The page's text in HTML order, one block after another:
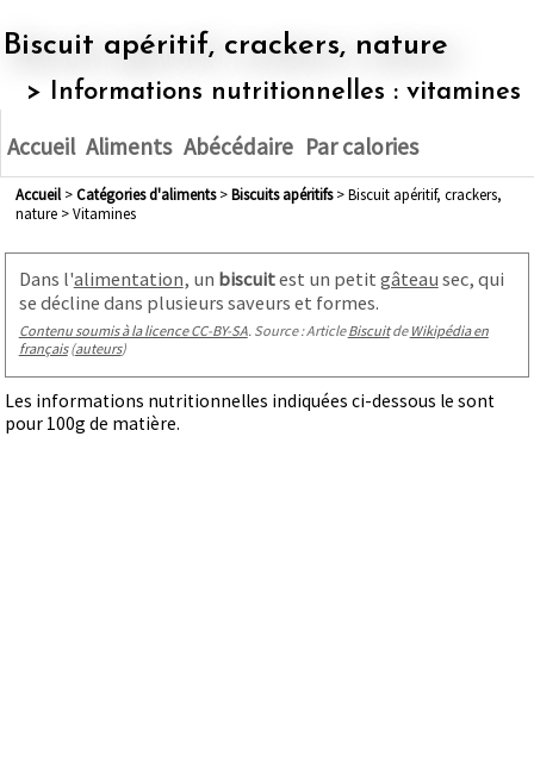
Biscuit apéritif, crackers, nature
> Informations nutritionnelles : vitamines
Accueil Aliments Abécédaire Par calories
Accueil> Catégories d'aliments> biscuits apéritifs> Biscuit apéritif, crackers,
nature > Vitamines
Dans l'alimentation, un biscuitest un petit gâteau sec, qui
se décline dans plusieurs saveurs et formes.
Contenu soumis à la licence CC-BY-SA. Source : ArticleBiscuitde Wikipédia en
français(auteurs)
Les informations nutritionnelles indiquées ci-dessous le sont
pour 100g de matière.